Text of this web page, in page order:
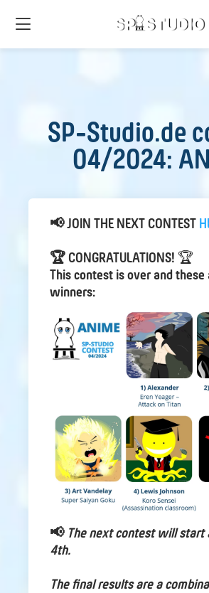
SP-Studio.de
04/2024:
📢 JOIN THE NEXT CONTEST
🏆 CONGRATULATIONS! 🏆
This contest is over and these
winners:
📢 The next contest will start
4th.
The final results are a